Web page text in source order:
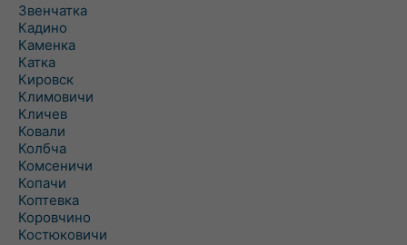
Звенчатка
Кадино
Каменка
Катка
Кировск
Климовичи
Кличев
Ковали
Колбча
Комсеничи
Копачи
Коптевка
Коровчино
Костюковичи